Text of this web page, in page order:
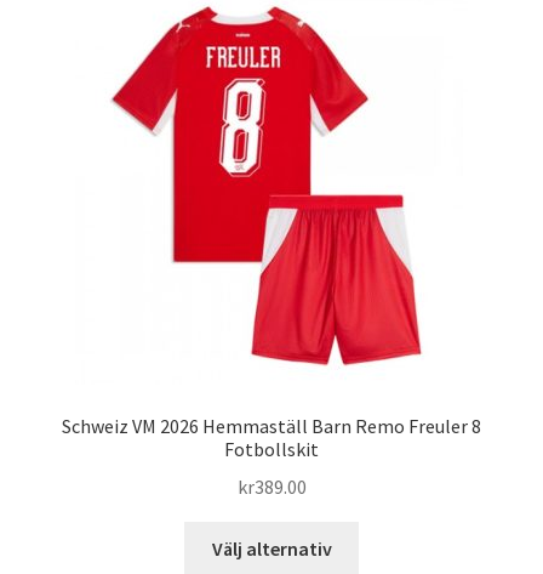
alternativen
på
produktsidan
Schweiz VM 2026 Hemmaställ Barn Remo Freuler 8
Fotbollskit
kr389.00
Välj alternativ